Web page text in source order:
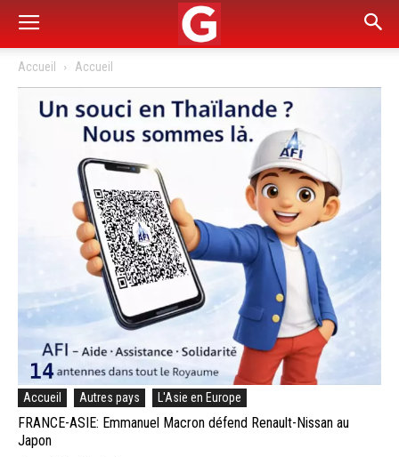
Accueil Accueil
Accueil Autres pays L'Asie en Europe
FRANCE-ASIE: Emmanuel Macron défend Renault-Nissan au
Japon